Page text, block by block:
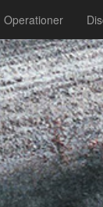
Operationer